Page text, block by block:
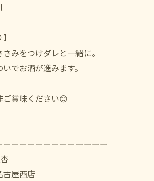
みをつけダレと一緒に。
でお酒が進みます。
ご賞味ください😊
ーーーーーーーーーーーー
屋西店